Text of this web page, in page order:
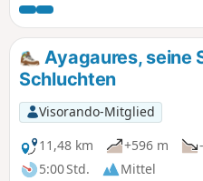
Strecke und einem steilen
markiert, außer an zwei
laufen muss, aber dank der
Bodenmarkierungen findet
Richtung. Es ist eine sonnige
und windige Wanderung. Auf
man die bunten Felsen
Der letzte Kilometer führt
vorsichtig.
Ayagaures, seine
Schluchten
Visorando-Mitglied
11,48 km
+596 m
5:00 Std.
Mittel